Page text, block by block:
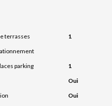
terrasses
1
parking
1
Oui
Oui